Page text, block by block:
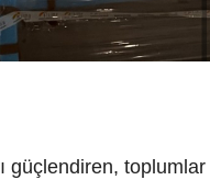
güçlendiren, toplumlar